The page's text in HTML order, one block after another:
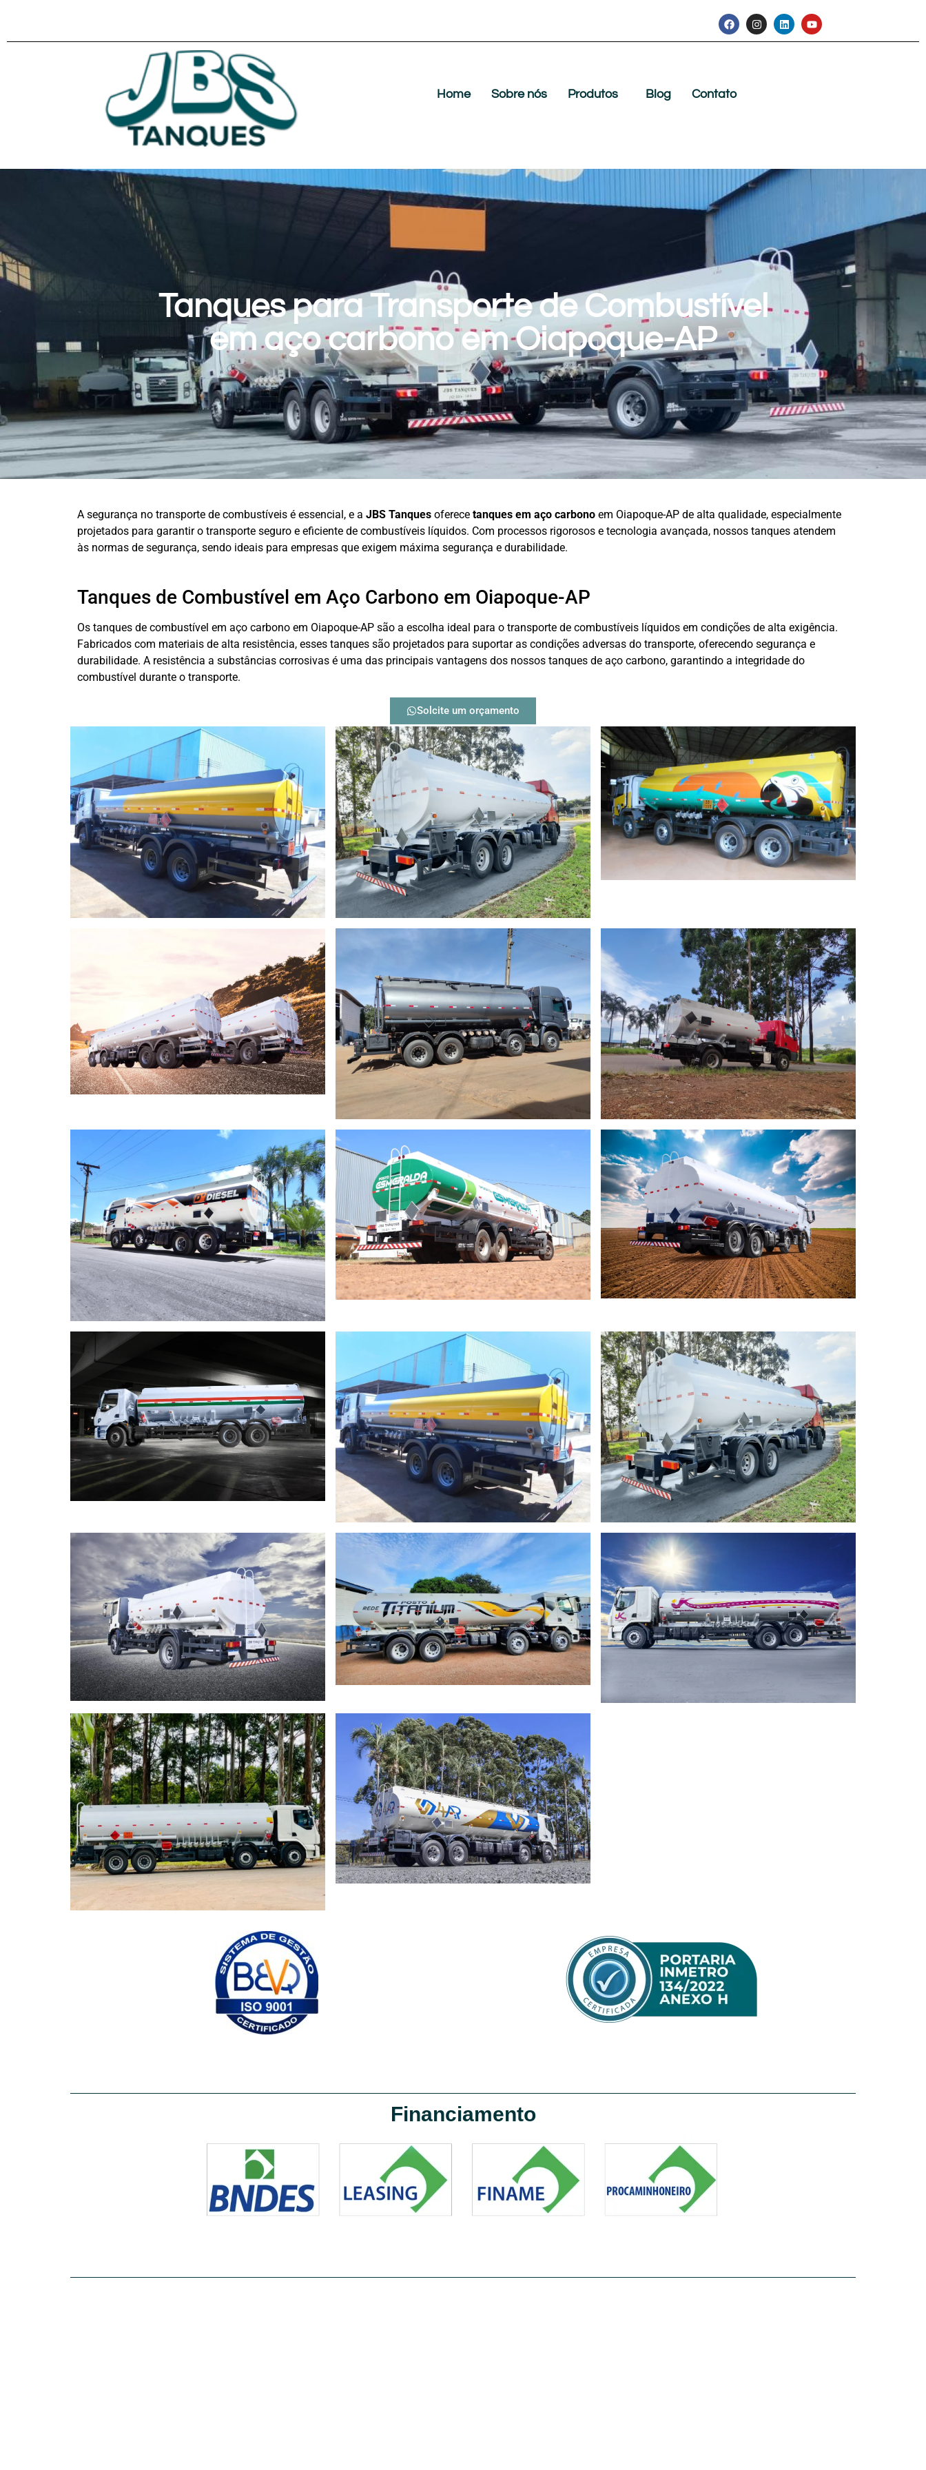
Home Sobre nós Produtos Blog Contato
Tanques para Transporte de Combustível
em aço carbono em Oiapoque-AP
A segurança no transporte de combustíveis é essencial, e a JBS Tanques oferece tanques em aço carbono em Oiapoque-AP de alta qualidade, especialmente
projetados para garantir o transporte seguro e eficiente de combustíveis líquidos. Com processos rigorosos e tecnologia avançada, nossos tanques atendem
às normas de segurança, sendo ideais para empresas que exigem máxima segurança e durabilidade.
Tanques de Combustível em Aço Carbono em Oiapoque-AP
Os tanques de combustível em aço carbono em Oiapoque-AP são a escolha ideal para o transporte de combustíveis líquidos em condições de alta exigência.
Fabricados com materiais de alta resistência, esses tanques são projetados para suportar as condições adversas do transporte, oferecendo segurança e
durabilidade. A resistência a substâncias corrosivas é uma das principais vantagens dos nossos tanques de aço carbono, garantindo a integridade do
combustível durante o transporte.
Solcite um orçamento
Financiamento